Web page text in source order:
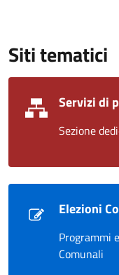
Siti tematici
Servizi di
Sezione
Elezioni
Programmi
Comunali